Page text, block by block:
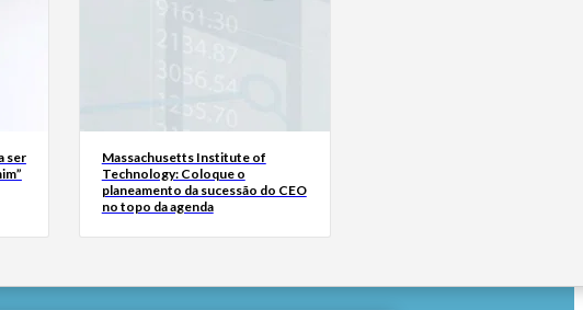
ser
Massachusetts Institute of
Technology: Coloque o
planeamento da sucessão do CEO
no topo da agenda